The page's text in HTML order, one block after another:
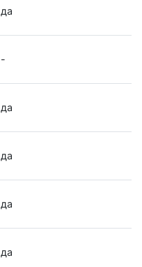
да
-
да
да
да
да